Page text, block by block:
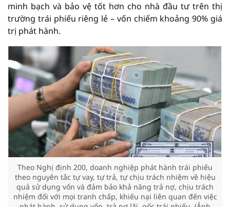
minh bạch và bảo vệ tốt hơn cho nhà đầu tư trên thị
trường trái phiếu riêng lẻ – vốn chiếm khoảng 90% giá
trị phát hành.
Theo Nghị định 200, doanh nghiệp phát hành trái phiếu
theo nguyên tắc tự vay, tự trả, tự chịu trách nhiệm về hiệu
quả sử dụng vốn và đảm bảo khả năng trả nợ, chịu trách
nhiệm đối với mọi tranh chấp, khiếu nại liên quan đến việc